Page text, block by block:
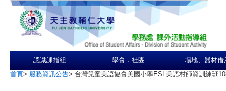
認識課指組 學會．社團 場地、器材借
首頁> 服務資訊公告> 台灣兒童美語協會美國小學ESL美語村師資訓練班